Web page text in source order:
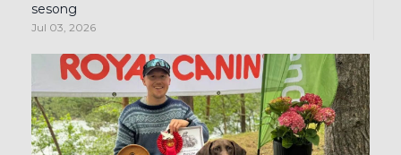
sesong
Jul 03, 2026